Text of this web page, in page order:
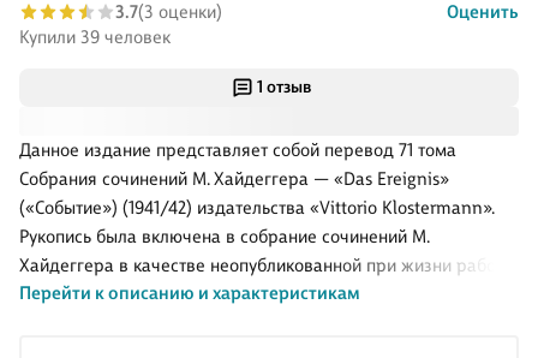
1 отзыв
Данное издание представляет собой перевод 71 тома
Собрания сочинений М. Хайдеггера — «Das Ereignis»
(«Событие») (1941/42) издательства «Vittorio Klostermann».
Рукопись была включена в собрание сочинений М.
Хайдеггера в качестве неопубликованной при жизни работы
и представляет собой один из шести трудов, которые в
Перейти к описанию и характеристикам
3.7(3 оценки)
Оценить
Купили 39 человек